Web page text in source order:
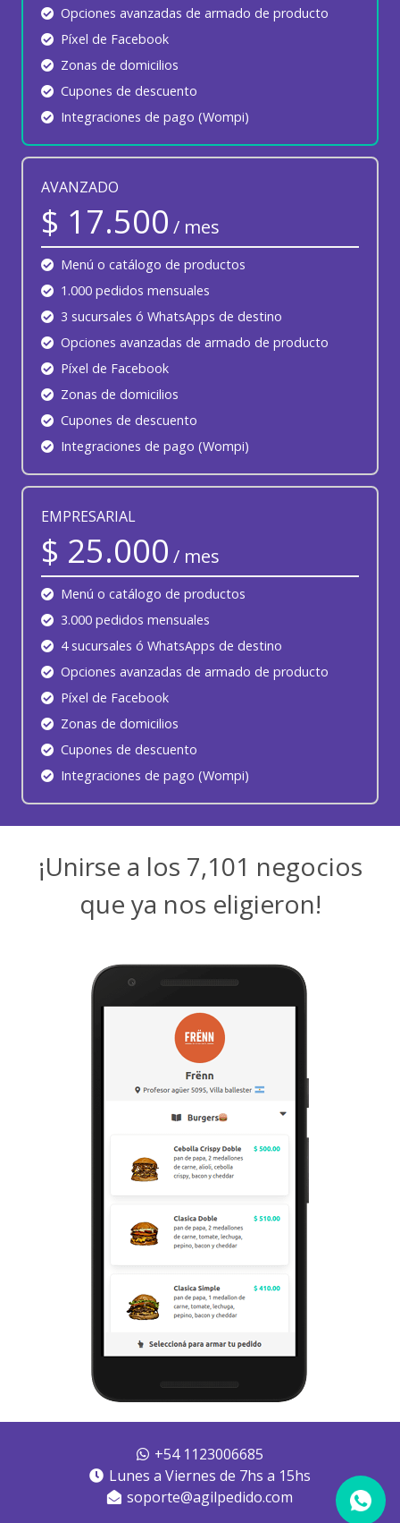
Opciones avanzadas de armado de producto
Píxel de Facebook
Zonas de domicilios
Cupones de descuento
Integraciones de pago (Wompi)
AVANZADO
$ 17.500 / mes
Menú o catálogo de productos
1.000 pedidos mensuales
3 sucursales ó WhatsApps de destino
Opciones avanzadas de armado de producto
Píxel de Facebook
Zonas de domicilios
Cupones de descuento
Integraciones de pago (Wompi)
EMPRESARIAL
$ 25.000 / mes
Menú o catálogo de productos
3.000 pedidos mensuales
4 sucursales ó WhatsApps de destino
Opciones avanzadas de armado de producto
Píxel de Facebook
Zonas de domicilios
Cupones de descuento
Integraciones de pago (Wompi)
¡Unirse a los 7,107 negocios
que ya nos eligieron!
+54 1123006685
Lunes a Viernes de 7hs a 15hs
soporte@agilpedido.com